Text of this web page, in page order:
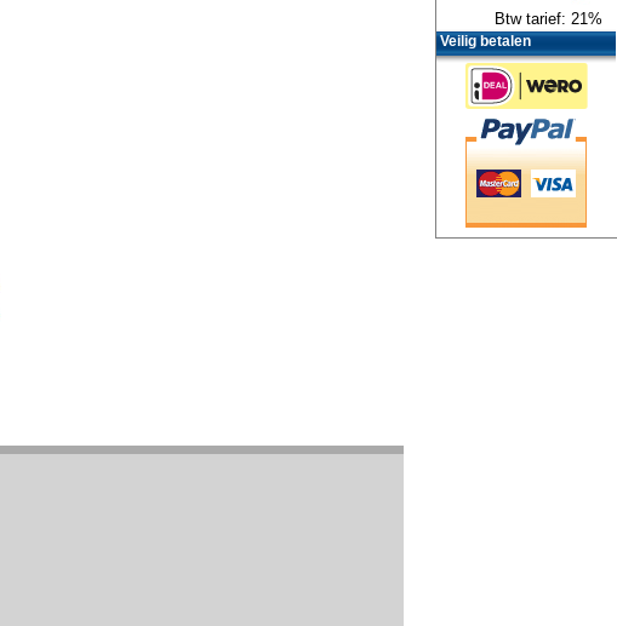
Btw tarief: 21%
Veilig betalen